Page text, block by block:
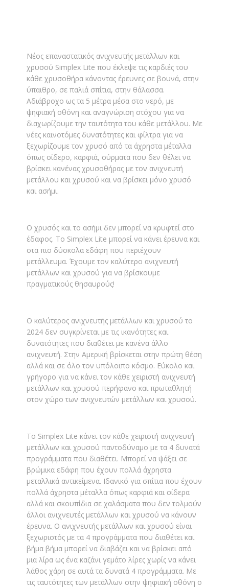
Νέος επαναστατικός ανιχνευτής μετάλλων και
χρυσού Simplex Lite που έκλεψε τις καρδιές του
κάθε χρυσοθήρα κάνοντας έρευνες σε βουνά, στην
ύπαιθρο, σε παλιά σπίτια, στην θάλασσα.
Αδιάβροχο ως τα 5 μέτρα μέσα στο νερό, με
ψηφιακή οθόνη και αναγνώριση στόχου για να
διαχωρίζουμε την ταυτότητα του κάθε μετάλλου. Με
νέες καινοτόμες δυνατότητες και φίλτρα για να
ξεχωρίζουμε τον χρυσό από τα άχρηστα μέταλλα
όπως σίδερο, καρφιά, σύρματα που δεν θέλει να
βρίσκει κανένας χρυσοθήρας με τον ανιχνευτή
μετάλλου και χρυσού και να βρίσκει μόνο χρυσό
και ασήμι.
Ο χρυσός και το ασήμι δεν μπορεί να κρυφτεί στο
έδαφος. Το Simplex Lite μπορεί να κάνει έρευνα και
στα πιο δύσκολα εδάφη που περιέχουν
μετάλλευμα. Έχουμε τον καλύτερο ανιχνευτή
μετάλλων και χρυσού για να βρίσκουμε
πραγματικούς θησαυρούς!
Ο καλύτερος ανιχνευτής μετάλλων και χρυσού το
2024 δεν συγκρίνεται με τις ικανότητες και
δυνατότητες που διαθέτει με κανένα άλλο
ανιχνευτή. Στην Αμερική βρίσκεται στην πρώτη θέση
αλλά και σε όλο τον υπόλοιπο κόσμο. Εύκολο και
γρήγορο για να κάνει τον κάθε χειριστή ανιχνευτή
μετάλλων και χρυσού περήφανο και πρωταθλητή
στον χώρο των ανιχνευτών μετάλλων και χρυσού.
Το Simplex Lite κάνει τον κάθε χειριστή ανιχνευτή
μετάλλων και χρυσού παντοδύναμο με τα 4 δυνατά
προγράμματα που διαθέτει. Μπορεί να ψάξει σε
βρώμικα εδάφη που έχουν πολλά άχρηστα
μεταλλικά αντικείμενα. Ιδανικό για σπίτια που έχουν
πολλά άχρηστα μέταλλα όπως καρφιά και σίδερα
αλλά και σκουπίδια σε χαλάσματα που δεν τολμούν
άλλοι ανιχνευτές μετάλλων και χρυσού να κάνουν
έρευνα. Ο ανιχνευτής μετάλλων και χρυσού είναι
ξεχωριστός με τα 4 προγράμματα που διαθέτει και
βήμα βήμα μπορεί να διαβάζει και να βρίσκει από
μια λίρα ως ένα καζάνι γεμάτο λίρες χωρίς να κάνει
λάθος χάρη σε αυτά τα δυνατά 4 προγράμματα. Με
τις ταυτότητες των μετάλλων στην ψηφιακή οθόνη ο